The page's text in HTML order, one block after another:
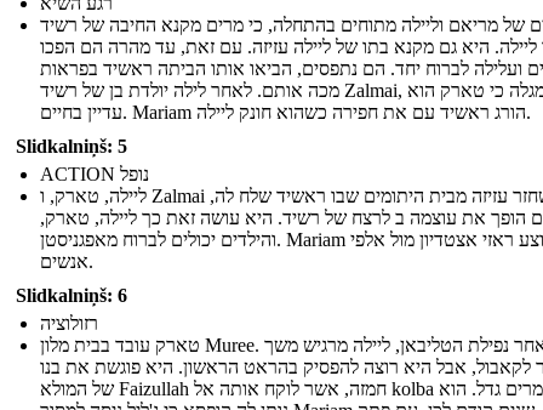
של מריאם וליילה מתוחים בהתחלה, כי מרים מקנא החיבה של רשיד
ליילה. היא גם מקנא בתו של ליילה עזיזה. עם זאת, עד מהרה הם הפכו
ועלילה לברוח יחד. הם נתפסים, הביאו אותו הביתה ראשיד בפראות
מכה אותם. לאחר לילה יולדת בן של רשיד Zalmai, היא מגלה כי טארק הוא
עדיין בחיים. Mariam הורג ראשיד עם את חפירה כשהוא חונק ליילה.
Slidkalniņš: 5
ACTION נופל
ליילה, טארק, ו Zalmai לשחזר עזיזה מבית היתומים שבו ראשיד שלח לה,
הופך את עוצמה ב לרצח של רשיד. היא עושה זאת כך ליילה, טארק,
והילדים יכולים לברוח מאפגניסטן. Mariam מבוצע ראזי אצטדיון מול אלפי
אנשים.
Slidkalniņš: 6
רזולוציה
טארק עובד בבית מלון Muree. לאחר נפילת הטליבאן, ליילה מרגיש משך
לקאבול, אבל היא רוצה להפסיק בהראט הראשון. היא פוגשת את בנו
של המולא Faizullah חמזה, אשר לוקח אותה אל kolba שבו מרים גדל. הוא